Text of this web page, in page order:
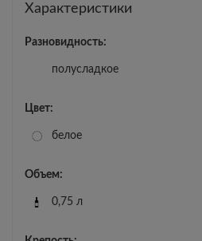
Характеристики
Разновидность:
полусладкое
Цвет:
белое
Объем:
0,75 л